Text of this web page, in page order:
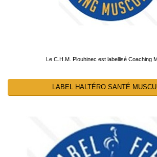
Le C.H.M. Plouhinec est labellisé Coaching
LABEL HALTÉRO SANTÉ